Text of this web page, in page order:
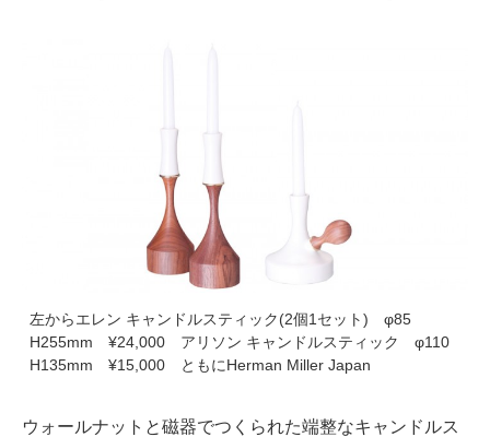
左からエレン キャンドルスティック(2個1セット) φ85
H255mm ¥24,000 アリソン キャンドルスティック φ110
H135mm ¥15,000 ともにHerman Miller Japan
ウォールナットと磁器でつくられた端整なキャンドルス